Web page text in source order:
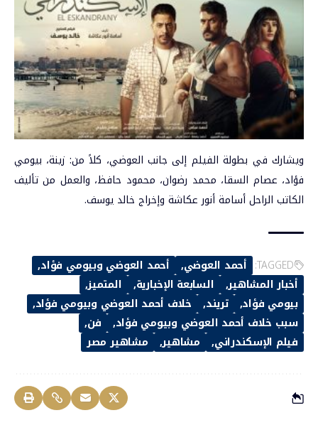
ويشارك في بطولة الفيلم إلى جانب العوضي، كلاً من: زينة، بيومي
فؤاد، عصام السقا، محمد رضوان، محمود حافظ، والعمل من تأليف
الكاتب الراحل أسامة أنور عكاشة وإخراج خالد يوسف.
TAGGED: أحمد العوضي
أحمد العوضي وبيومي فؤاد
أخبار المشاهير
السابعة الإخبارية
المتميز
بيومي فؤاد
تريند
خلاف أحمد العوضي وبيومي فؤاد
سبب خلاف أحمد العوضي وبيومي فؤاد
فن
فيلم الإسكندراني
مشاهير مشاهير مصر